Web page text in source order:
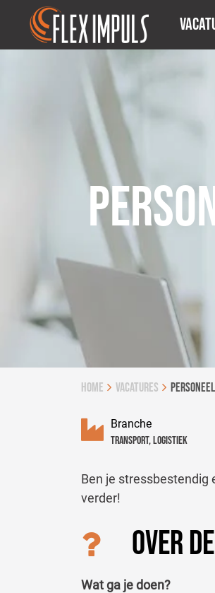
Home vacatures
Branche
Transport, Logistiek
Ben je stressbestendig
verder!
OVER
Wat ga je doen?